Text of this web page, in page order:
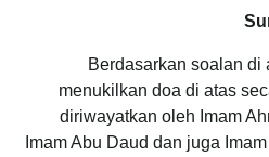
Berdasarkan soalan di
menukilkan doa di atas
diriwayatkan oleh Imam
Imam Abu Daud dan juga